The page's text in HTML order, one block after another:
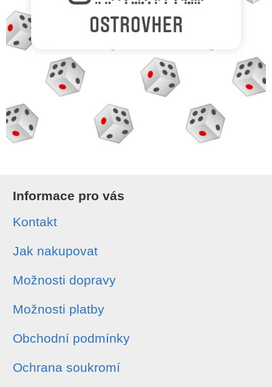
Informace pro vás
Kontakt
Jak nakupovat
Možnosti dopravy
Možnosti platby
Obchodní podmínky
Ochrana soukromí